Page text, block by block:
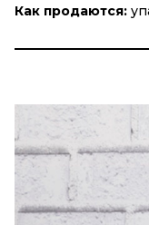
Как продаются: